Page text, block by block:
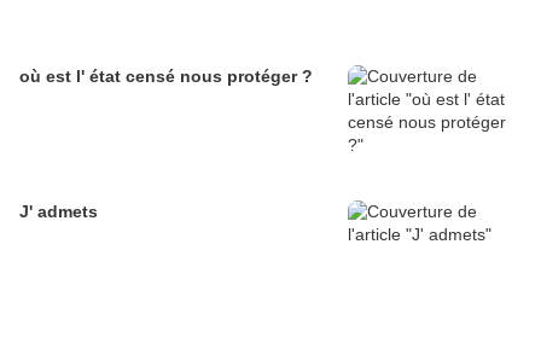
où est l' état censé nous protéger ?
J' admets